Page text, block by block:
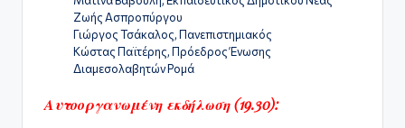
Ζωής Ασπροπύργου
Γιώργος Τσάκαλος, Πανεπιστημιακός
Κώστας Παϊτέρης, Πρόεδρος Ένωσης
Διαμεσολαβητών Ρομά
Αυτοοργανωμένη εκδήλωση (19.30):